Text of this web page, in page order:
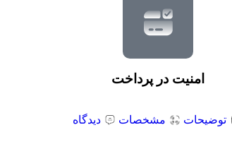
امنیت در پرداخت
توضیحات مشخصات دیدگاه